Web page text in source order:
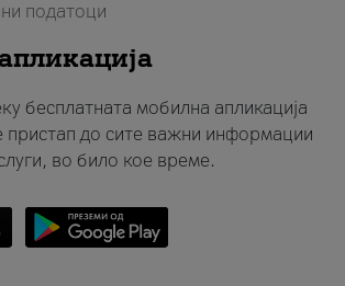
податоци
бесплатната мобилна апликација
пристап до сите важни информации
во било кое време.